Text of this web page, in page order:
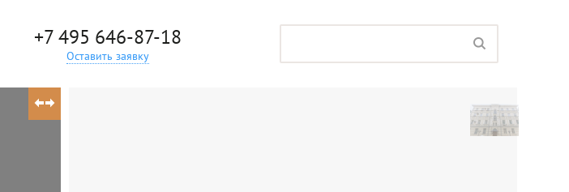
+7 495 646-87-18
Оставить заявку